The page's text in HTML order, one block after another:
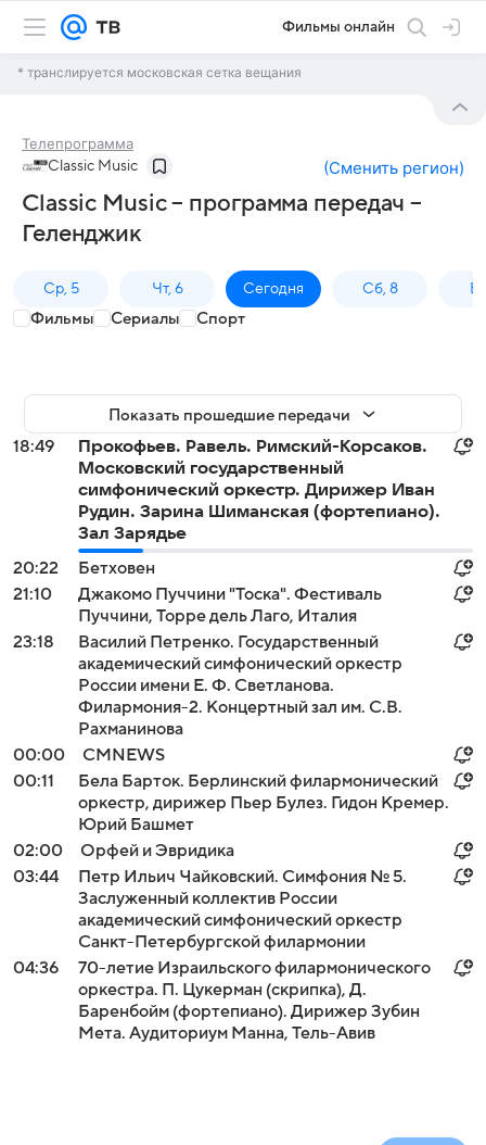
Фильмы онлайн
* транслируется московская сетка вещания
Телепрограмма
Classic Music (Сменить регион)
Classic Music – программа передач –
Геленджик
Ср, 5 Чт, 6 Сегодня Сб, 8
Фильмы Сериалы Спорт
Показать прошедшие передачи
18:49
Прокофьев. Равель. Римский-Корсаков.
Московский государственный
симфонический оркестр. Дирижер Иван
Рудин. Зарина Шиманская (фортепиано).
Зал Зарядье
20:22
Бетховен
21:10
Джакомо Пуччини "Тоска". Фестиваль
Пуччини, Торре дель Лаго, Италия
23:18
Василий Петренко. Государственный
академический симфонический оркестр
России имени Е. Ф. Светланова.
Филармония-2. Концертный зал им. С.В.
Рахманинова
00:00
СМNEWS
00:11
Бела Барток. Берлинский филармонический
оркестр, дирижер Пьер Булез. Гидон Кремер.
Юрий Башмет
02:00
Орфей и Эвридика
03:44
Петр Ильич Чайковский. Симфония № 5.
Заслуженный коллектив России
академический симфонический оркестр
Санкт-Петербургской филармонии
04:36
70-летие Израильского филармонического
оркестра. П. Цукерман (скрипка), Д.
Баренбойм (фортепиано). Дирижер Зубин
Мета. Аудиториум Манна, Тель-Авив